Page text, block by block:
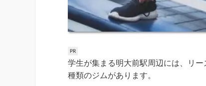
学生が集まる明大前駅周辺には、リ
種類のジムがあります。